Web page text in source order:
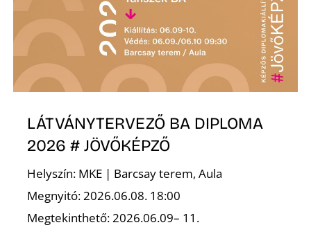
LÁTVÁNYTERVEZŐ BA DIPLOMA
2026 # JÖVŐKÉPZŐ
Helyszín: MKE | Barcsay terem, Aula
Megnyitó: 2026.06.08. 18:00
Megtekinthető: 2026.06.09– 11.